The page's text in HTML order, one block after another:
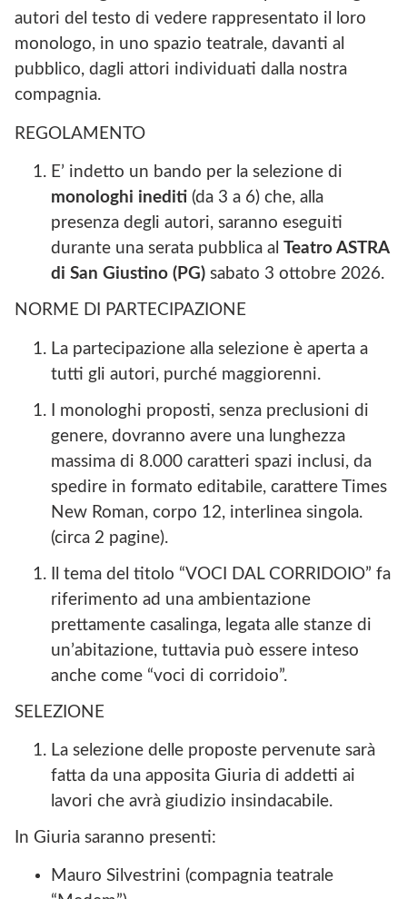
autori del testo di vedere rappresentato il loro
monologo, in uno spazio teatrale, davanti al
pubblico, dagli attori individuati dalla nostra
compagnia.
REGOLAMENTO
E’ indetto un bando per la selezione di
monologhi inediti (da 3 a 6) che, alla
presenza degli autori, saranno eseguiti
durante una serata pubblica al Teatro ASTRA
di San Giustino (PG) sabato 3 ottobre 2026.
NORME DI PARTECIPAZIONE
La partecipazione alla selezione è aperta a
tutti gli autori, purché maggiorenni.
I monologhi proposti, senza preclusioni di
genere, dovranno avere una lunghezza
massima di 8.000 caratteri spazi inclusi, da
spedire in formato editabile, carattere Times
New Roman, corpo 12, interlinea singola.
(circa 2 pagine).
Il tema del titolo “VOCI DAL CORRIDOIO” fa
riferimento ad una ambientazione
prettamente casalinga, legata alle stanze di
un’abitazione, tuttavia può essere inteso
anche come “voci di corridoio”.
SELEZIONE
La selezione delle proposte pervenute sarà
fatta da una apposita Giuria di addetti ai
lavori che avrà giudizio insindacabile.
In Giuria saranno presenti:
Mauro Silvestrini (compagnia teatrale